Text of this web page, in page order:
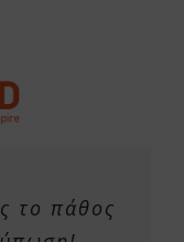
το πάθος